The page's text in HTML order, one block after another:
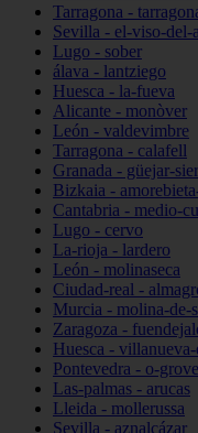
Tarragona -
Sevilla - el-viso-del-
Lugo - sober
álava - lantziego
Huesca - la-fueva
Alicante - monòver
León - valdevimbre
Tarragona - calafell
Granada - güejar-
Bizkaia -
Cantabria - medio-
Lugo - cervo
La-rioja - lardero
León - molinaseca
Ciudad-real -
Murcia - molina-de-
Zaragoza -
Huesca - villanueva-
Pontevedra - o-grove
Las-palmas - arucas
Lleida - mollerussa
Sevilla - aznalcázar